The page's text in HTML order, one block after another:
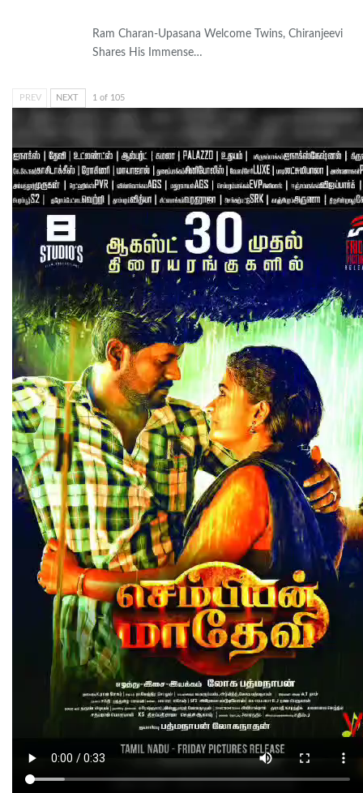
Ram Charan-Upasana Welcome Twins, Chiranjeevi
Shares His Immense…
PREV NEXT 1 of 105